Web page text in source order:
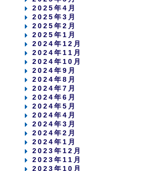
2025年4月
2025年3月
2025年2月
2025年1月
2024年12月
2024年11月
2024年10月
2024年9月
2024年8月
2024年7月
2024年6月
2024年5月
2024年4月
2024年3月
2024年2月
2024年1月
2023年12月
2023年11月
2023年10月